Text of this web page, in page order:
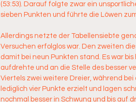
(53:53). Darauf folgte zwar ein
sieben Punkten und führte die Löwen
Allerdings netzte der Tabellensiebte
Versuchen erfolglos war. Den zweiten
damit bei neun Punkten stand. Es war
aufdrehte und an die Stelle des besser
Viertels zwei weitere Dreier, während
lediglich vier Punkte erzielt und lagen
nochmal besser in Schwung und bis auf